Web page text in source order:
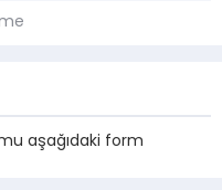
aşağıdaki form